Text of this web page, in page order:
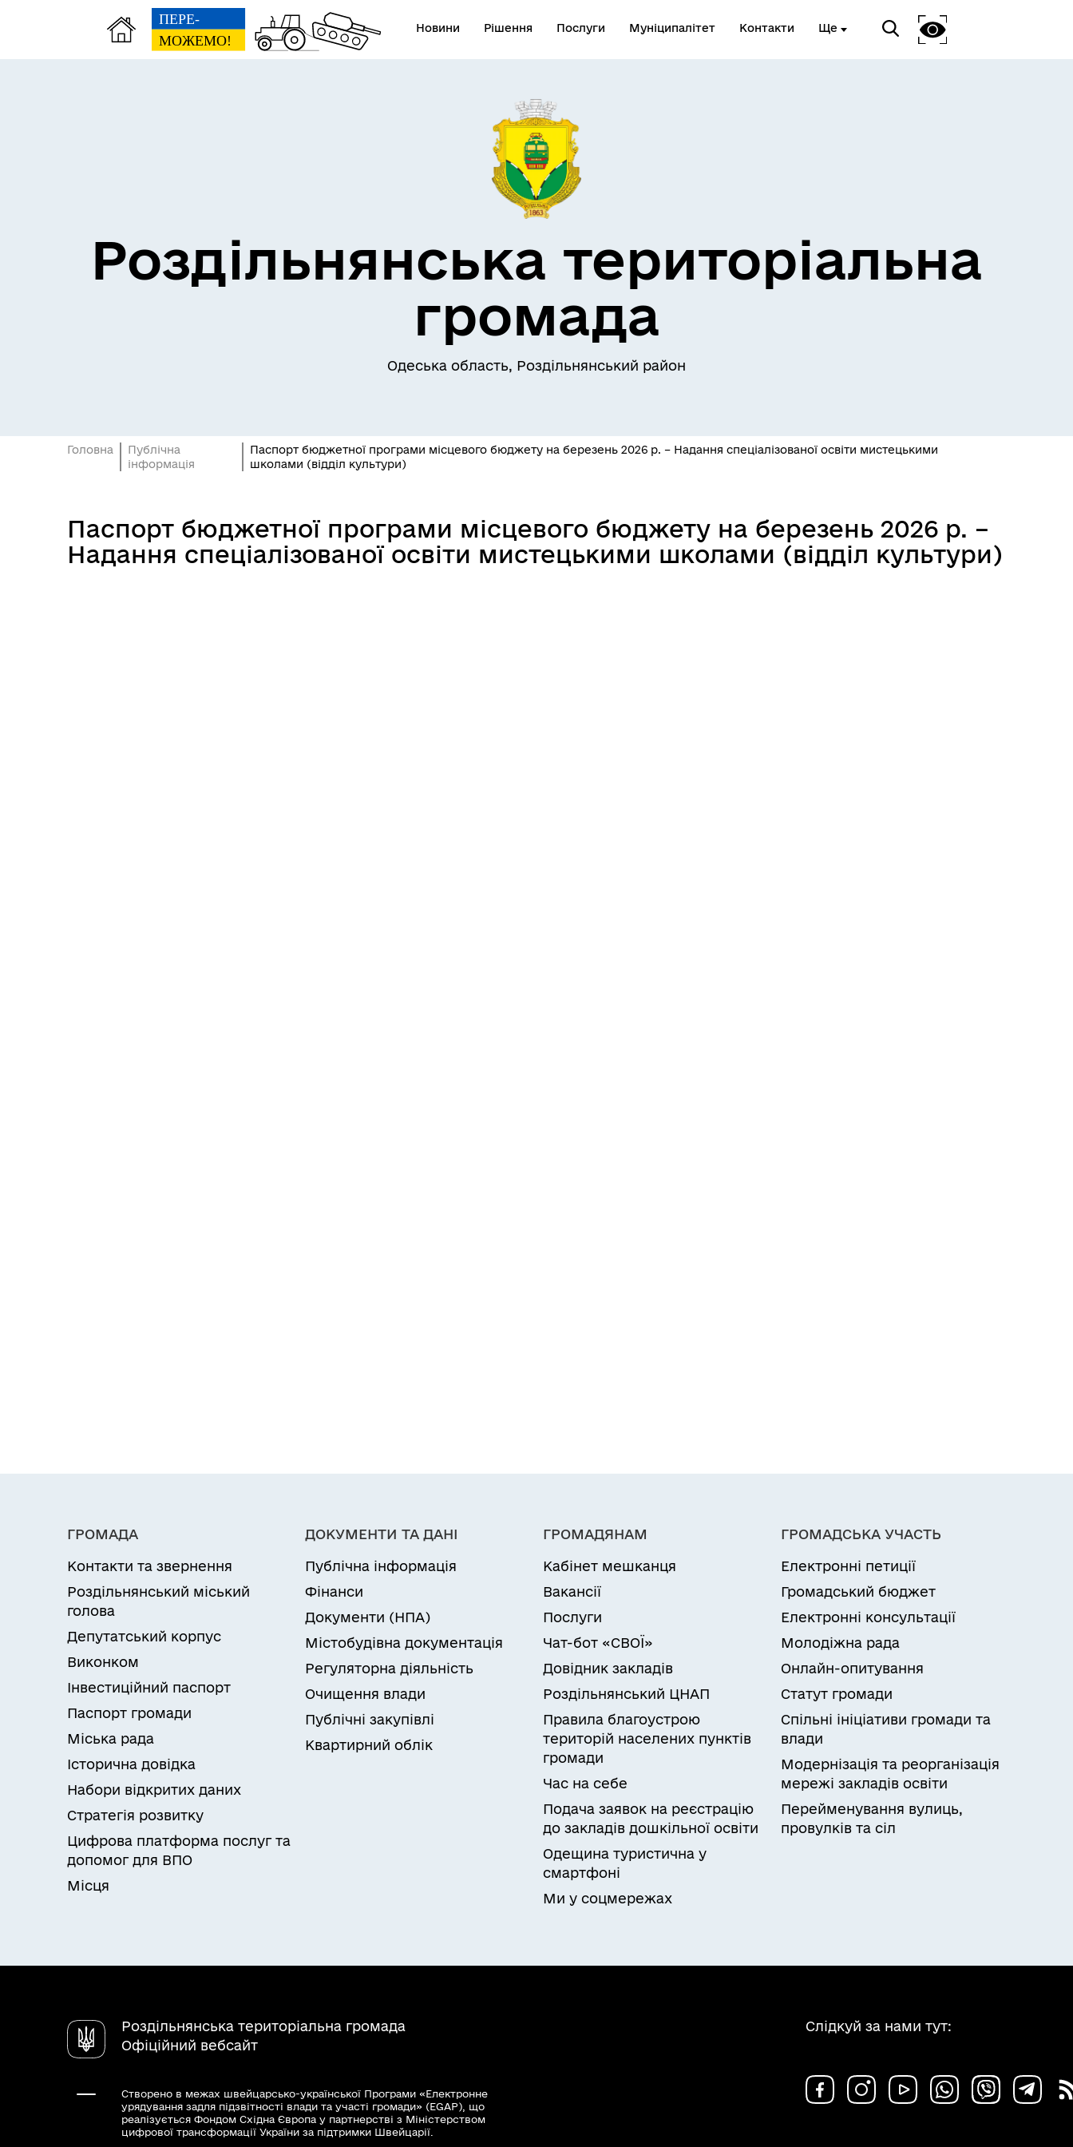
Новини Рішення Послуги Муніципалітет Контакти Ще
Засідання виконавчого
комітету
Цивільний захист населення
Рада безбар’єрності
Пам’яті військових громади
Квитки на потяг для
військовослужбовців та їх
сімей
Учасникам бойових дій
Розклад автобусів Одеса-
Роздільна
Роздільнянська територіальна
громада
Одеська область, Роздільнянський район
Головна
Публічна
інформація
Паспорт бюджетної програми місцевого бюджету на березень 2026 р. – Надання спеціалізованої освіти мистецькими
школами (відділ культури)
Паспорт бюджетної програми місцевого бюджету на березень 2026 р. –
Надання спеціалізованої освіти мистецькими школами (відділ культури)
ГРОМАДА
Контакти та звернення
Роздільнянський міський
голова
Депутатський корпус
Виконком
Інвестиційний паспорт
Паспорт громади
Міська рада
Історична довідка
Набори відкритих даних
Стратегія розвитку
Цифрова платформа послуг та
допомог для ВПО
Місця
ДОКУМЕНТИ ТА ДАНІ
Публічна інформація
Фінанси
Документи (НПА)
Містобудівна документація
Регуляторна діяльність
Очищення влади
Публічні закупівлі
Квартирний облік
ГРОМАДЯНАМ
Кабінет мешканця
Вакансії
Послуги
Чат-бот «СВОЇ»
Довідник закладів
Роздільнянський ЦНАП
Правила благоустрою
територій населених пунктів
громади
Час на себе
Подача заявок на реєстрацію
до закладів дошкільної освіти
Одещина туристична у
смартфоні
Ми у соцмережах
ГРОМАДСЬКА УЧАСТЬ
Електронні петиції
Громадський бюджет
Електронні консультації
Молодіжна рада
Онлайн-опитування
Статут громади
Спільні ініціативи громади та
влади
Модернізація та реорганізація
мережі закладів освіти
Перейменування вулиць,
провулків та сіл
Роздільнянська територіальна громада
Офіційний вебсайт
Створено в межах швейцарсько-української Програми «Електронне
урядування задля підзвітності влади та участі громади» (EGAP), що
реалізується Фондом Східна Європа у партнерстві з Міністерством
цифрової трансформації України за підтримки Швейцарії.
Слідкуй за нами тут: